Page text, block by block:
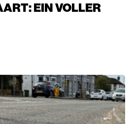
EIN VOLLER